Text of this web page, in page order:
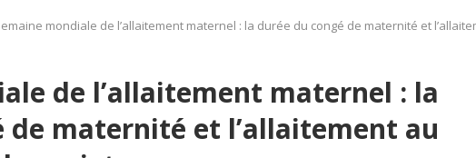
mondiale de l’allaitement maternel : la durée du congé de maternité et
de l’allaitement maternel : la
de maternité et l’allaitement au